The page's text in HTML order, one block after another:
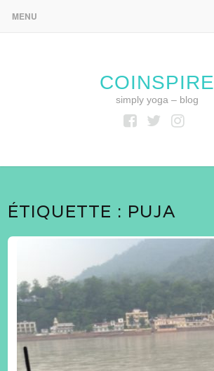
MENU
COINSPIRE
simply yoga – blog
ÉTIQUETTE : PUJA